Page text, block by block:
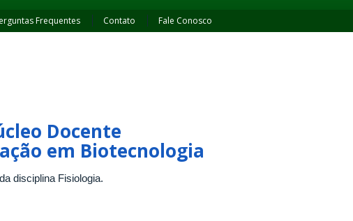
Frequentes Contato Fale Conosco
Docente
em Biotecnologia
disciplina Fisiologia.